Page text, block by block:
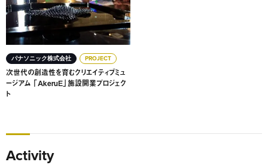
パナソニック株式会社 PROJECT
次世代の創造性を育むクリエイティブミュ
ージアム 「AkeruE」施設開業プロジェク
ト
Activity